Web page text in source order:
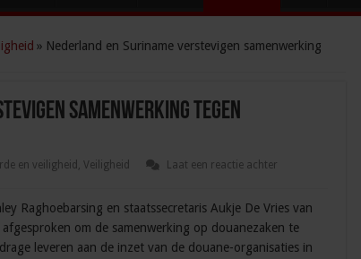
» Nederland en Suriname verstevigen samenwerking
samenwerking tegen
en veiligheid , Veiligheid
Laat een reactie achter
Raghoebarsing en staatssecretaris Aukje De Vries van
om de samenwerking op douanezaken te
leveren aan de inzet van de douane-organisaties in